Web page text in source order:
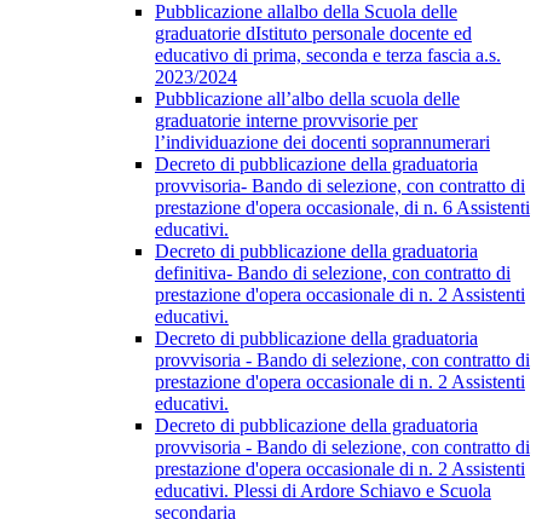
Pubblicazione allalbo della Scuola delle
graduatorie dIstituto personale docente ed
educativo di prima, seconda e terza fascia a.s.
2023/2024
Pubblicazione all’albo della scuola delle
graduatorie interne provvisorie per
l’individuazione dei docenti soprannumerari
Decreto di pubblicazione della graduatoria
provvisoria- Bando di selezione, con contratto di
prestazione d'opera occasionale, di n. 6 Assistenti
educativi.
Decreto di pubblicazione della graduatoria
definitiva- Bando di selezione, con contratto di
prestazione d'opera occasionale di n. 2 Assistenti
educativi.
Decreto di pubblicazione della graduatoria
provvisoria - Bando di selezione, con contratto di
prestazione d'opera occasionale di n. 2 Assistenti
educativi.
Decreto di pubblicazione della graduatoria
provvisoria - Bando di selezione, con contratto di
prestazione d'opera occasionale di n. 2 Assistenti
educativi. Plessi di Ardore Schiavo e Scuola
secondaria